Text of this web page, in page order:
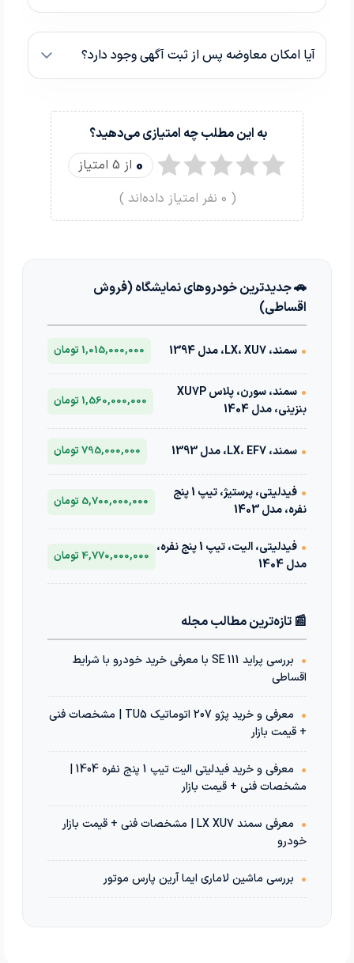
آیا امکان معاوضه پس از ثبت آگهی وجود دارد؟
به این مطلب چه امتیازی می‌دهید؟
0 از 5 امتیاز
(
0 نفر امتیاز داده‌اند )
🚗 جدیدترین خودروهای نمایشگاه (فروش
اقساطی)
• سمند، LX، XU7، مدل 1394 1,015,000,000 تومان
•
سمند، سورن، پلاس XU7P
بنزینی، مدل 1404
1,560,000,000 تومان
• سمند، LX، EF7، مدل 1393 795,000,000 تومان
•
فیدلیتی، پرستیژ، تیپ 1 پنج
نفره، مدل 1403
5,700,000,000 تومان
•
فیدلیتی، الیت، تیپ 1 پنج نفره،
مدل 1404
4,770,000,000 تومان
📰 تازه‌ترین مطالب مجله
•
بررسی پراید 111 SE با معرفی خرید خودرو با شرایط
اقساطی
•
معرفی و خرید پژو 207 اتوماتیک TU5 | مشخصات فنی
+ قیمت بازار
•
معرفی و خرید فیدلیتی الیت تیپ 1 پنج نفره 1404 |
مشخصات فنی + قیمت بازار
•
معرفی سمند LX XU7 | مشخصات فنی + قیمت بازار
خودرو
• بررسی ماشین لاماری ایما آرین پارس موتور